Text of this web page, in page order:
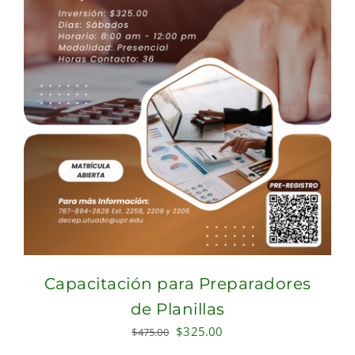
Capacitación para Preparadores
de Planillas
$475.00 Original
$325.00